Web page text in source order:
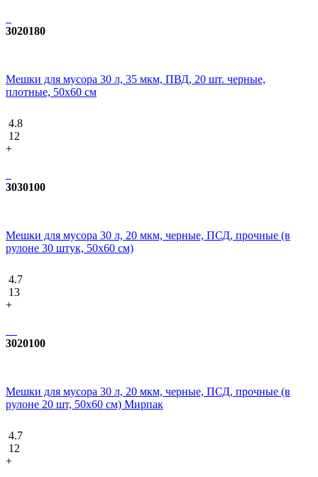
3020180
Мешки для мусора 30 л, 35 мкм, ПВД, 20 шт. черные,
плотные, 50x60 см
4.8
12
+
3030100
Мешки для мусора 30 л, 20 мкм, черные, ПСД, прочные (в
рулоне 30 штук, 50х60 см)
4.7
13
+
3020100
Мешки для мусора 30 л, 20 мкм, черные, ПСД, прочные (в
рулоне 20 шт, 50х60 см) Мирпак
4.7
12
+